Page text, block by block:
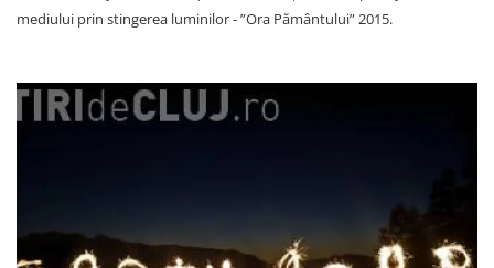
mediului prin stingerea luminilor - ”Ora Pământului” 2015.